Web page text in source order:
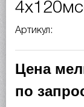
Артикул:
Цена
по